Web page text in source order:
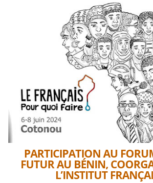
PARTICIPATION AU
FUTUR AU BÉNIN,
L’INSTITUT